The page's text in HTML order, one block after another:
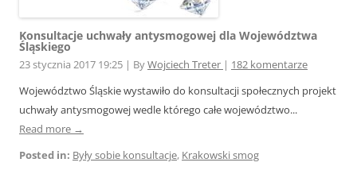
Konsultacje uchwały antysmogowej dla Województwa
Śląskiego
23 stycznia 2017 19:25 | ByWojciech Treter | 182 komentarze
Województwo Śląskie wystawiło do konsultacji społecznych projekt
uchwały antysmogowej wedle którego całe województwo...
Read more →
Posted in: Były sobie konsultacje, Krakowski smog